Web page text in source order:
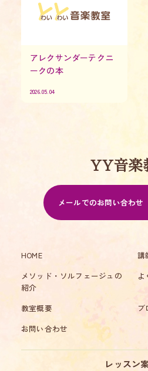
アレクサンダーテクニ
ークの本
2026.05.04
YY音楽
メールでのお問い合わせ
HOME
講
メソッド・ソルフェージュの
紹介
よ
教室概要
ブ
お問い合わせ
レッスン